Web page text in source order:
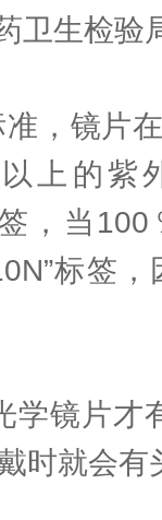
卫生检验
，镜片
上的紫
，当
标签
镜片才有
时就会有